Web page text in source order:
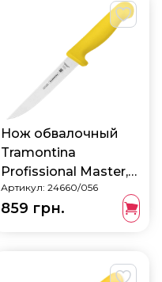
Нож обвалочный
Tramontina
Profissional Master,
152 мм 24660/056
Артикул: 24660/056
859 грн.